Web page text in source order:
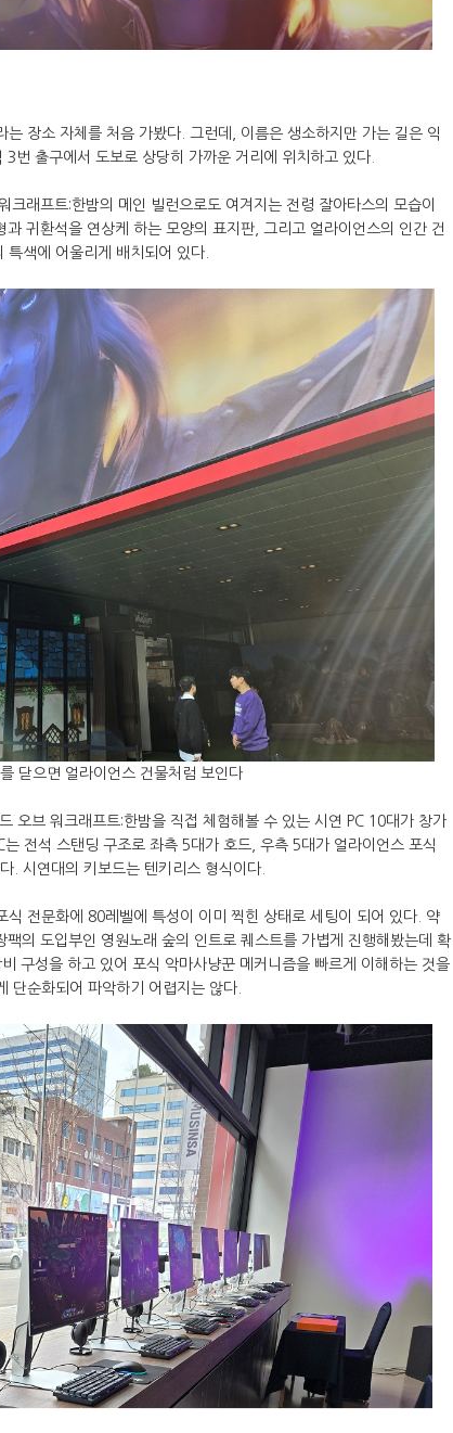
장소 자체를 처음 가봤다. 그런데, 이름은 생소하지만 가는 길은 익
번 출구에서 도보로 상당히 가까운 거리에 위치하고 있다.
래프트:한밤의 메인 빌런으로도 여겨지는 전령 잘아타스의 모습이
귀환석을 연상케 하는 모양의 표지판, 그리고 얼라이언스의 인간 건
색에 어울리게 배치되어 있다.
닫으면 얼라이언스 건물처럼 보인다
오브 워크래프트:한밤을 직접 체험해볼 수 있는 시연 PC 10대가 창가
전석 스탠딩 구조로 좌측 5대가 호드, 우측 5대가 얼라이언스 포식
. 시연대의 키보드는 텐키리스 형식이다.
식 전문화에 80레벨에 특성이 이미 찍힌 상태로 세팅이 되어 있다. 약
의 도입부인 영원노래 숲의 인트로 퀘스트를 가볍게 진행해봤는데 확
구성을 하고 있어 포식 악마사냥꾼 메커니즘을 빠르게 이해하는 것을
단순화되어 파악하기 어렵지는 않다.